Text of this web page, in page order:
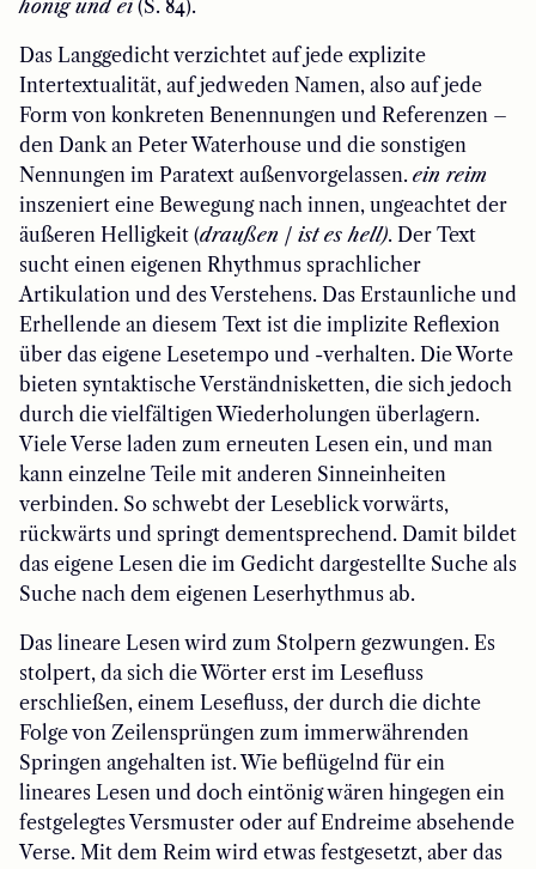
honig und ei(S. 84).
Das Langgedicht verzichtet auf jede explizite
Intertextualität, auf jedweden Namen, also auf jede
Form von konkreten Benennungen und Referenzen –
den Dank an Peter Waterhouse und die sonstigen
Nennungen im Paratext außenvorgelassen. ein reim
inszeniert eine Bewegung nach innen, ungeachtet der
äußeren Helligkeit (draußen / ist es hell). Der Text
sucht einen eigenen Rhythmus sprachlicher
Artikulation und des Verstehens. Das Erstaunliche und
Erhellende an diesem Text ist die implizite Reflexion
über das eigene Lesetempo und -verhalten. Die Worte
bieten syntaktische Verständnisketten, die sich jedoch
durch die vielfältigen Wiederholungen überlagern.
Viele Verse laden zum erneuten Lesen ein, und man
kann einzelne Teile mit anderen Sinneinheiten
verbinden. So schwebt der Leseblick vorwärts,
rückwärts und springt dementsprechend. Damit bildet
das eigene Lesen die im Gedicht dargestellte Suche als
Suche nach dem eigenen Leserhythmus ab.
Das lineare Lesen wird zum Stolpern gezwungen. Es
stolpert, da sich die Wörter erst im Lesefluss
erschließen, einem Lesefluss, der durch die dichte
Folge von Zeilensprüngen zum immerwährenden
Springen angehalten ist. Wie beflügelnd für ein
lineares Lesen und doch eintönig wären hingegen ein
festgelegtes Versmuster oder auf Endreime absehende
Verse. Mit dem Reim wird etwas festgesetzt, aber das